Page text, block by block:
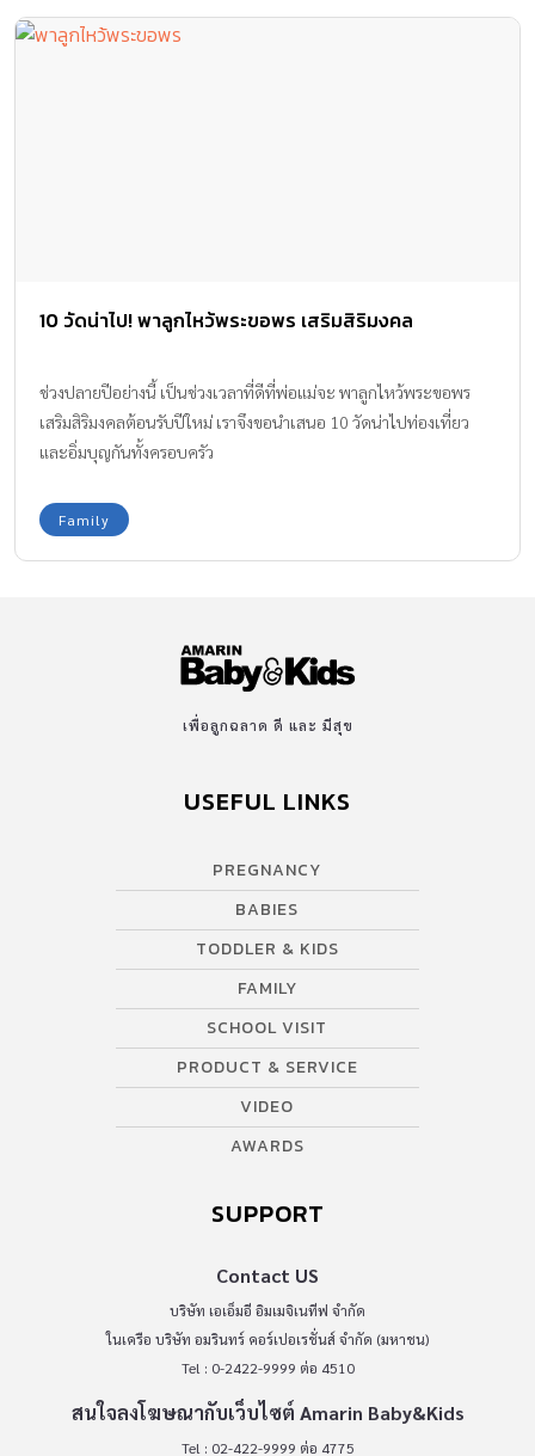
10 วัดน่าไป! พาลูกไหว้พระขอพร เสริมสิริมงคล
ช่วงปลายปีอย่างนี้ เป็นช่วงเวลาที่ดีที่พ่อแม่จะ พาลูกไหว้พระขอพร
เสริมสิริมงคลต้อนรับปีใหม่ เราจึงขอนำเสนอ 10 วัดน่าไปท่องเที่ยว
และอิ่มบุญกันทั้งครอบครัว
Family
เพื่อลูกฉลาด ดี และ มีสุข
USEFUL LINKS
PREGNANCY
BABIES
TODDLER & KIDS
FAMILY
SCHOOL VISIT
PRODUCT & SERVICE
VIDEO
AWARDS
SUPPORT
Contact US
บริษัท เอเอ็มอี อิมเมจิเนทีฟ จำกัด
ในเครือ บริษัท อมรินทร์ คอร์เปอเรชั่นส์ จำกัด (มหาชน)
Tel : 0-2422-9999 ต่อ 4510
สนใจลงโฆษณากับเว็บไซต์ Amarin Baby&Kids
Tel : 02-422-9999 ต่อ 4775